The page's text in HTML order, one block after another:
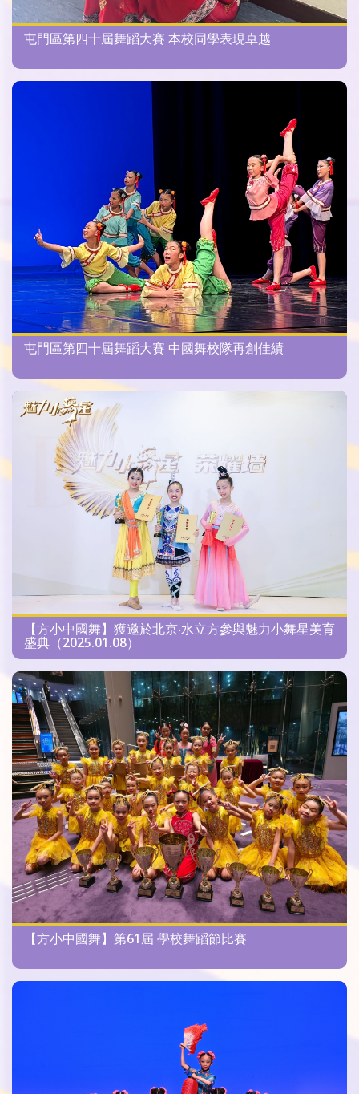
屯門區第四十屆舞蹈大賽 本校同學表現卓越
屯門區第四十屆舞蹈大賽 中國舞校隊再創佳績
【方小中國舞】獲邀於北京‧水立方參與魅力小舞星美育
盛典（2025.01.08）
【方小中國舞】第61屆 學校舞蹈節比賽